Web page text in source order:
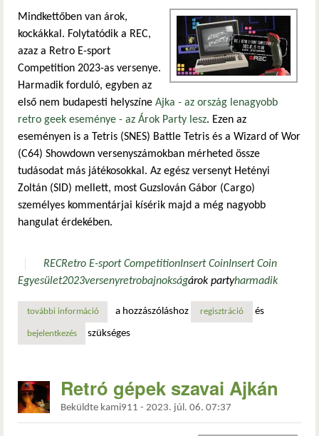
Mindkettőben van árok,
kockákkal. Folytatódik a REC,
azaz a Retro E-sport
Competition 2023-as versenye.
Harmadik forduló, egyben az
első nem budapesti helyszíne Ajka - az ország lenagyobb
retro geek eseménye - az Árok Party lesz. Ezen az
eseményen is a Tetris (SNES) Battle Tetris és a Wizard of Wor
(C64) Showdown versenyszámokban mérheted össze
tudásodat más játékosokkal. Az egész versenyt Hetényi
Zoltán (SID) mellett, most Guzslován Gábor (Cargo)
személyes kommentárjai kísérik majd a még nagyobb
hangulat érdekében.
RECRetro E-sport CompetitionInsert CoinInsert Coin
Egyesület2023versenyretrobajnokságárok partyharmadik
további információrec: mi a közös ajkában és a tetris-ben? tartalommal
a hozzászóláshoz regisztráció és
bejelentkezés szükséges
Retró gépek szavai Ajkán
Beküldte kami911 - 2023. júl. 06. 07:37